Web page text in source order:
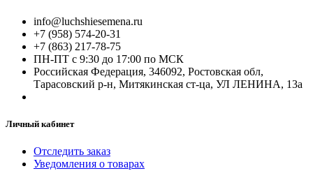
info@luchshiesemena.ru
+7 (958) 574-20-31
+7 (863) 217-78-75
ПН-ПТ с 9:30 до 17:00 по МСК
Российская Федерация, 346092, Ростовская обл,
Тарасовский р-н, Митякинская ст-ца, УЛ ЛЕНИНА, 13а
Личный кабинет
Отследить заказ
Уведомления о товарах